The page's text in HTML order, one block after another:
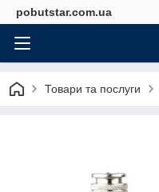
pobutstar.com.ua
Товари та послуги